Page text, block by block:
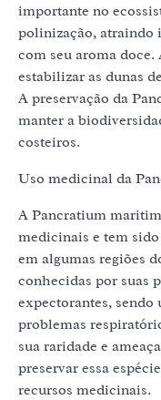
importante no
polinização, atraindo
com seu aroma
estabilizar as dunas
A preservação da
manter a
costeiros.
Uso medicinal da
A Pancratium
medicinais e tem
em algumas regiões
conhecidas por suas
expectorantes,
problemas
sua raridade e
preservar essa
recursos medicinais.